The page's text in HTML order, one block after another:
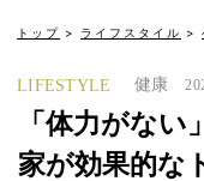
トップ ライフスタイル
LIFESTYLE 健康
「体力がな
家が効果的な